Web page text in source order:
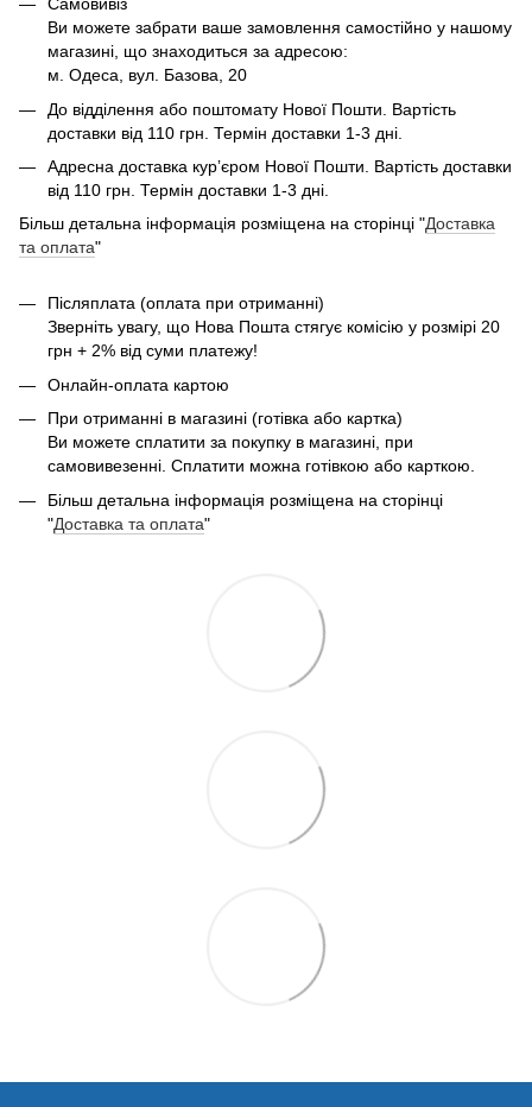
Ви можете забрати ваше замовлення самостійно у нашому
магазині, що знаходиться за адресою:
м. Одеса, вул. Базова, 20
До відділення або поштомату Нової Пошти. Вартість
доставки від 110 грн. Термін доставки 1-3 дні.
Адресна доставка курʼєром Нової Пошти. Вартість доставки
від 110 грн. Термін доставки 1-3 дні.
Більш детальна інформація розміщена на сторінці "Доставка
та оплата"
Післяплата (оплата при отриманні)
Зверніть увагу, що Нова Пошта стягує комісію у розмірі 20
грн + 2% від суми платежу!
Онлайн-оплата картою
При отриманні в магазині (готівка або картка)
Ви можете сплатити за покупку в магазині, при
самовивезенні. Сплатити можна готівкою або карткою.
Більш детальна інформація розміщена на сторінці
"Доставка та оплата"